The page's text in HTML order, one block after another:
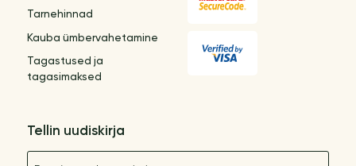
Tarnehinnad
Kauba ümbervahetamine
Tagastused ja
tagasimaksed
Tellin uudiskirja